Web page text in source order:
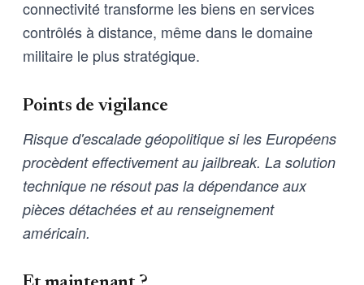
connectivité transforme les biens en services
contrôlés à distance, même dans le domaine
militaire le plus stratégique.
Points de vigilance
Risque d'escalade géopolitique si les Européens
procèdent effectivement au jailbreak. La solution
technique ne résout pas la dépendance aux
pièces détachées et au renseignement
américain.